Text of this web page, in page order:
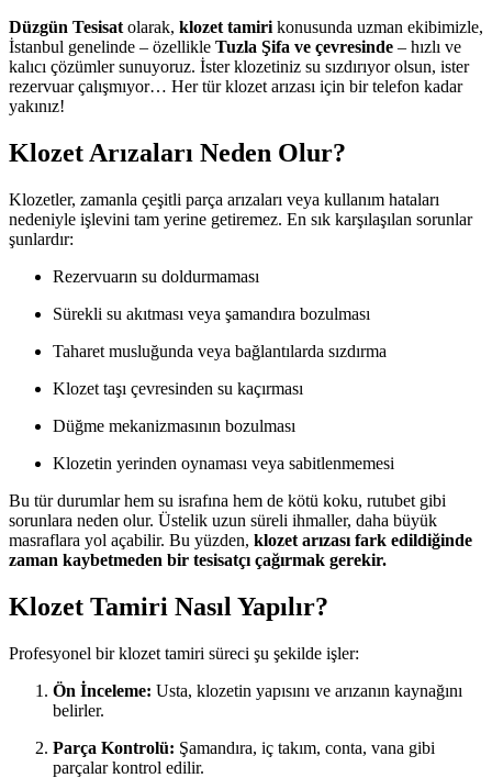
Düzgün Tesisat olarak, klozet tamiri konusunda uzman ekibimizle,
İstanbul genelinde – özellikle Tuzla Şifa ve çevresinde – hızlı ve
kalıcı çözümler sunuyoruz. İster klozetiniz su sızdırıyor olsun, ister
rezervuar çalışmıyor… Her tür klozet arızası için bir telefon kadar
yakınız!
Klozet Arızaları Neden Olur?
Klozetler, zamanla çeşitli parça arızaları veya kullanım hataları
nedeniyle işlevini tam yerine getiremez. En sık karşılaşılan sorunlar
şunlardır:
Rezervuarın su doldurmaması
Sürekli su akıtması veya şamandıra bozulması
Taharet musluğunda veya bağlantılarda sızdırma
Klozet taşı çevresinden su kaçırması
Düğme mekanizmasının bozulması
Klozetin yerinden oynaması veya sabitlenmemesi
Bu tür durumlar hem su israfına hem de kötü koku, rutubet gibi
sorunlara neden olur. Üstelik uzun süreli ihmaller, daha büyük
masraflara yol açabilir. Bu yüzden, klozet arızası fark edildiğinde
zaman kaybetmeden bir tesisatçı çağırmak gerekir.
Klozet Tamiri Nasıl Yapılır?
Profesyonel bir klozet tamiri süreci şu şekilde işler:
Ön İnceleme: Usta, klozetin yapısını ve arızanın kaynağını
belirler.
Parça Kontrolü: Şamandıra, iç takım, conta, vana gibi
parçalar kontrol edilir.